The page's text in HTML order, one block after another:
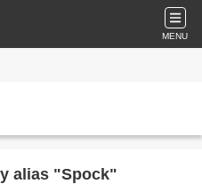
MENU
alias "Spock"